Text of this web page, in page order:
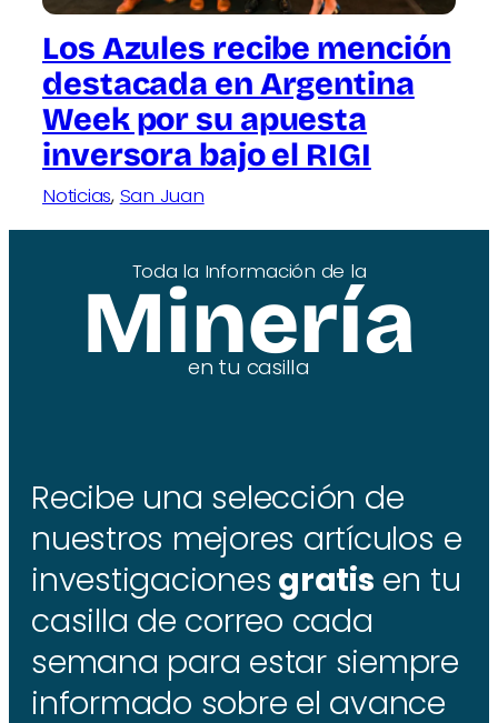
Los Azules recibe mención
destacada en Argentina
Week por su apuesta
inversora bajo el RIGI
Noticias, San Juan
Toda la Información de la
Minería
en tu casilla
Recibe una selección de
nuestros mejores artículos e
investigaciones gratis en tu
casilla de correo cada
semana para estar siempre
informado sobre el avance